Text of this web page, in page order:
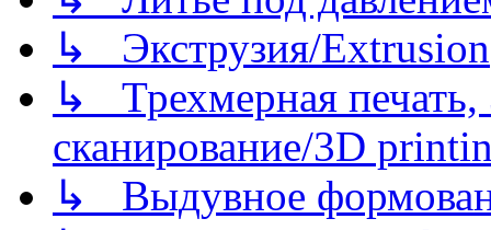
↳ Экструзия/Extrusion
↳ Трехмерная
сканирование/3D
↳ Выдувное